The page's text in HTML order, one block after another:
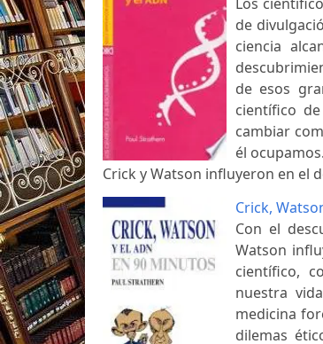
de
ciencia
de esos
científico
cambiar
él
Crick y Watson influyeron en el
Crick,
Con el
Watson
científico,
nuestra
medicina
dilemas